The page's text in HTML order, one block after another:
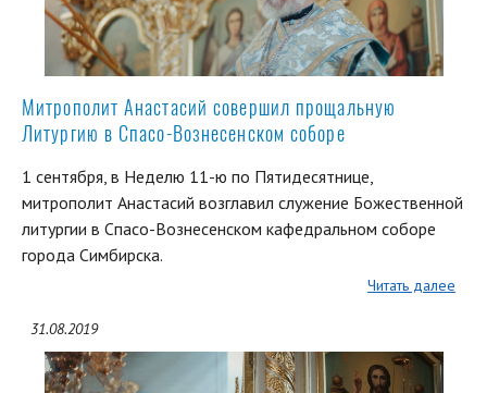
Митрополит Анастасий совершил прощальную
Литургию в Спасо-Вознесенском соборе
1 сентября, в Неделю 11-ю по Пятидесятнице,
митрополит Анастасий возглавил служение Божественной
литургии в Спасо-Вознесенском кафедральном соборе
города Симбирска.
Читать далее
31.08.2019